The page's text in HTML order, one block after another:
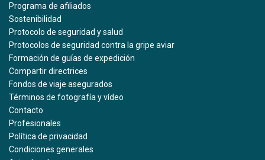
Programa de afiliados
Sostenibilidad
Protocolo de seguridad y salud
Protocolos de seguridad contra la gripe aviar
Formación de guías de expedición
Compartir directrices
Fondos de viaje asegurados
Términos de fotografía y vídeo
Contacto
Profesionales
Política de privacidad
Condiciones generales